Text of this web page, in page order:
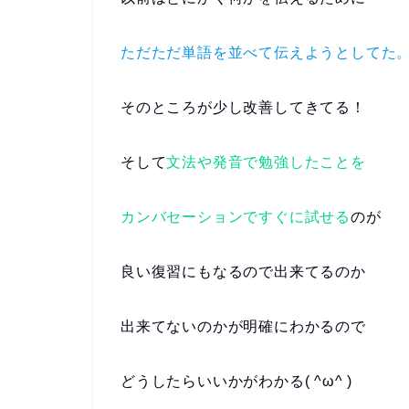
ただただ単語を並べて伝えようとしてた
そのところが少し改善してきてる！
そして文法や発音で勉強したことを
カンバセーションですぐに試せるのが
良い復習にもなるので出来てるのか
出来てないのかが明確にわかるので
どうしたらいいかがわかる( ^ω^ )